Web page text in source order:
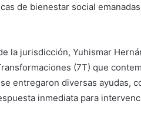
de bienestar social
la jurisdicción, Yuhismar
(7T) que
entregaron diversas ayudas,
inmediata para